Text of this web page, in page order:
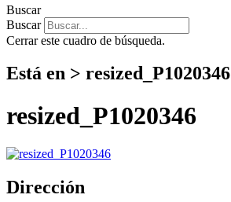
Buscar
Buscar
Cerrar este cuadro de búsqueda.
Está en > resized_P1020346
resized_P1020346
Dirección